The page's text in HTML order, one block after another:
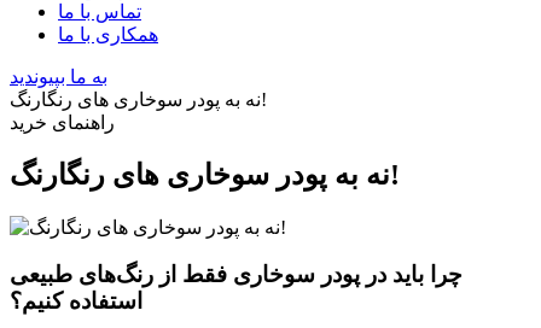
تماس با ما
همکاری با ما
به ما بپیوندید
نه به پودر سوخاری های رنگارنگ!
راهنمای خرید
نه به پودر سوخاری های رنگارنگ!
چرا باید در پودر سوخاری فقط از رنگ‌های طبیعی
استفاده کنیم؟